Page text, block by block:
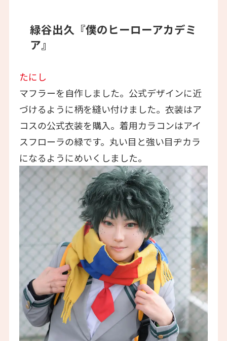
緑谷出久『僕のヒーローアカデミ
ア』
たにし
マフラーを自作しました。公式デザインに近
づけるように柄を縫い付けました。衣装はア
コスの公式衣装を購入。着用カラコンはアイ
スフローラの緑です。丸い目と強い目ヂカラ
になるようにめいくしました。